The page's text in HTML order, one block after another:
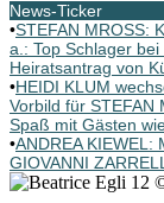
News-Ticker
•STEFAN MROSS:
a.: Top Schlager
Heiratsantrag von
•HEIDI KLUM
Vorbild für STEFAN
Spaß mit Gästen
•ANDREA KIEWEL:
GIOVANNI